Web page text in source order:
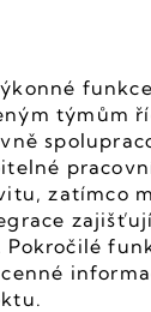
týmům
zatímco
Pokročilé